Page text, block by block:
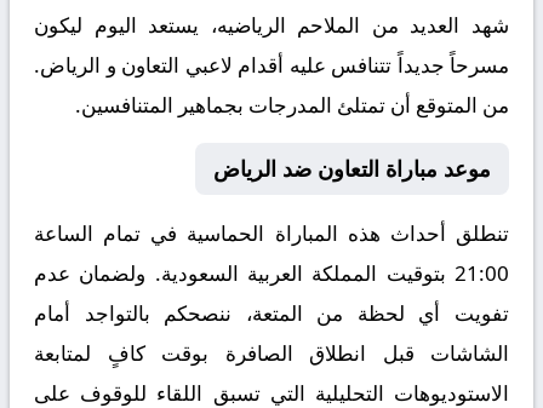
شهد العديد من الملاحم الرياضيه، يستعد اليوم ليكون
مسرحاً جديداً تتنافس عليه أقدام لاعبي التعاون و الرياض.
من المتوقع أن تمتلئ المدرجات بجماهير المتنافسين.
موعد مباراة التعاون ضد الرياض
تنطلق أحداث هذه المباراة الحماسية في تمام الساعة
21:00 بتوقيت المملكة العربية السعودية. ولضمان عدم
تفويت أي لحظة من المتعة، ننصحكم بالتواجد أمام
الشاشات قبل انطلاق الصافرة بوقت كافٍ لمتابعة
الاستوديوهات التحليلية التي تسبق اللقاء للوقوف على